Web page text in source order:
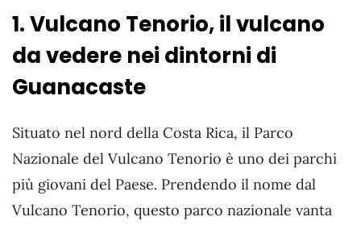
1. Vulcano Tenorio, il vulcano
da vedere nei dintorni di
Guanacaste
Situato nel nord della Costa Rica, il Parco
Nazionale del Vulcano Tenorio è uno dei parchi
più giovani del Paese. Prendendo il nome dal
Vulcano Tenorio, questo parco nazionale vanta